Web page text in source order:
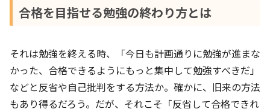
合格を目指せる勉強の終わり方とは
それは勉強を終える時、「今日も計画通りに勉強が進まな
かった、合格できるようにもっと集中して勉強すべきだ」
などと反省や自己批判をする方法か。確かに、旧来の方法
もあり得るだろう。だが、それこそ「反省して合格できれ